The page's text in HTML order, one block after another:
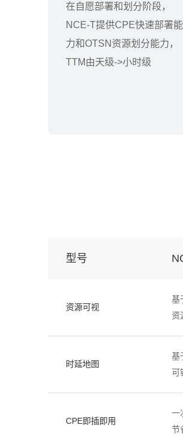
在自愿部署和划分阶段，
NCE-T提供CPE快速部署能
力和OTSN资源划分能力，
TTM由天级->小时级
型号
资源可视
基
资
时延地图
基
可
CPE即插即用
一
节